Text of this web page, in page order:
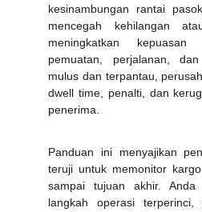
kesinambungan rantai
mencegah kehilangan
meningkatkan kepuasan
pemuatan, perjalanan,
mulus dan terpantau,
dwell time, penalti, dan
penerima.
Panduan ini menyajikan
teruji untuk memonitor
sampai tujuan akhir. Anda
langkah operasi